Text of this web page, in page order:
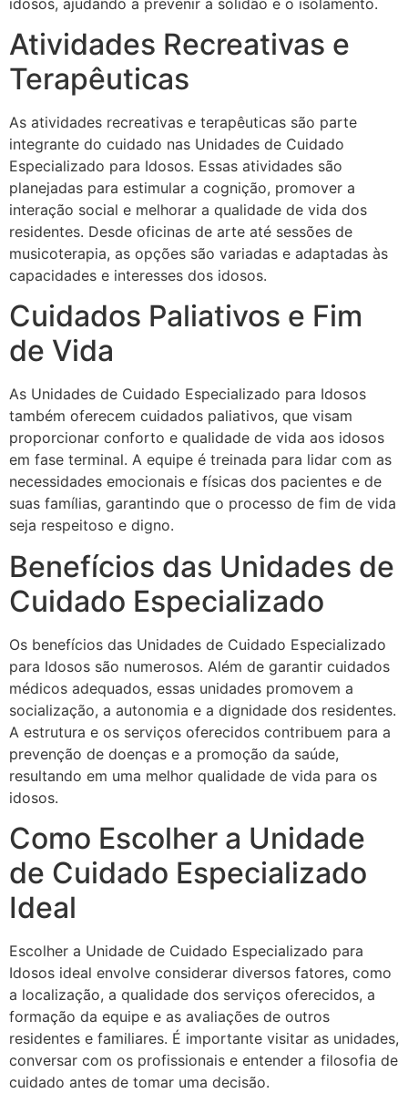
Atividades Recreativas e
Terapêuticas
As atividades recreativas e terapêuticas são parte
integrante do cuidado nas Unidades de Cuidado
Especializado para Idosos. Essas atividades são
planejadas para estimular a cognição, promover a
interação social e melhorar a qualidade de vida dos
residentes. Desde oficinas de arte até sessões de
musicoterapia, as opções são variadas e adaptadas às
capacidades e interesses dos idosos.
Cuidados Paliativos e Fim
de Vida
As Unidades de Cuidado Especializado para Idosos
também oferecem cuidados paliativos, que visam
proporcionar conforto e qualidade de vida aos idosos
em fase terminal. A equipe é treinada para lidar com as
necessidades emocionais e físicas dos pacientes e de
suas famílias, garantindo que o processo de fim de vida
seja respeitoso e digno.
Benefícios das Unidades de
Cuidado Especializado
Os benefícios das Unidades de Cuidado Especializado
para Idosos são numerosos. Além de garantir cuidados
médicos adequados, essas unidades promovem a
socialização, a autonomia e a dignidade dos residentes.
A estrutura e os serviços oferecidos contribuem para a
prevenção de doenças e a promoção da saúde,
resultando em uma melhor qualidade de vida para os
idosos.
Como Escolher a Unidade
de Cuidado Especializado
Ideal
Escolher a Unidade de Cuidado Especializado para
Idosos ideal envolve considerar diversos fatores, como
a localização, a qualidade dos serviços oferecidos, a
formação da equipe e as avaliações de outros
residentes e familiares. É importante visitar as unidades,
conversar com os profissionais e entender a filosofia de
cuidado antes de tomar uma decisão.